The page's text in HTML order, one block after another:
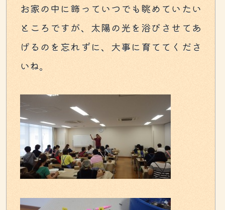
お家の中に飾っていつでも眺めていたい
ところですが、太陽の光を浴びさせてあ
げるのを忘れずに、大事に育ててくださ
いね。